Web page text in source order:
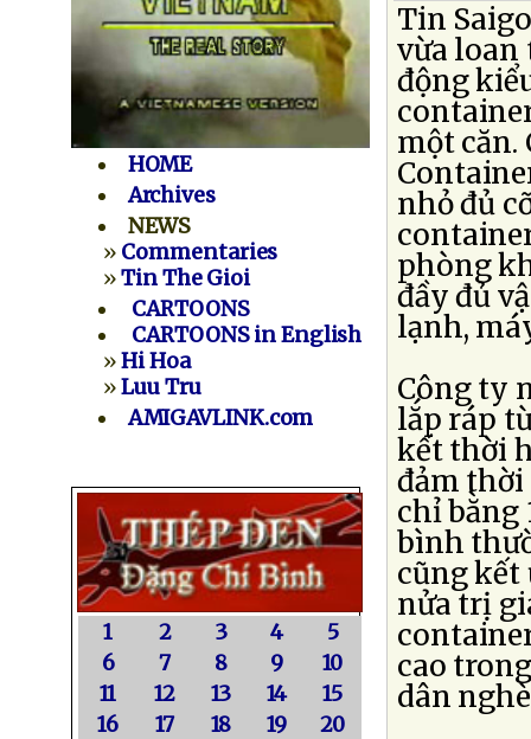
HOME
Archives
NEWS
» Commentaries
»Tin The Gioi
CARTOONS
CARTOONS in English
»Hi Hoa
»Luu Tru
AMIGAVLINK.com
1 2 3 4
5
6
7 8 9
10
11
12 13 14
15
16
17 18 19
20
Tin
vừa loan
động
một căn.
nhỏ đủ
phòng
đầy đủ
lạnh,
Công ty
lắp ráp
kết thời
đảm
chỉ bằng
bình
cũng kết
nửa trị
cao
dân